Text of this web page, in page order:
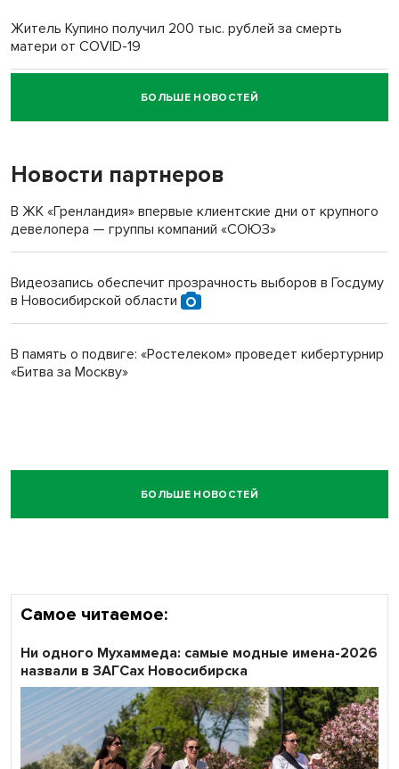
Житель Купино получил 200 тыс. рублей за смерть
матери от COVID-19
Новосибирский суд наказал водителя за смерть
пенсионерки на вокзале
БОЛЬШЕ НОВОСТЕЙ
Новости партнеров
В ЖК «Гренландия» впервые клиентские дни от крупного
девелопера — группы компаний «СОЮЗ»
Видеозапись обеспечит прозрачность выборов в Госдуму
в Новосибирской области
В память о подвиге: «Ростелеком» проведет кибертурнир
«Битва за Москву»
БОЛЬШЕ НОВОСТЕЙ
Самое читаемое:
Ни одного Мухаммеда: самые модные имена-2026
назвали в ЗАГСах Новосибирска